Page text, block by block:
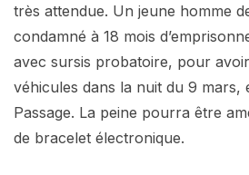
très attendue. Un jeune homme
condamné à 18 mois
avec sursis probatoire, pour
véhicules dans la nuit du 9 mars,
Passage. La peine pourra être
de bracelet électronique.